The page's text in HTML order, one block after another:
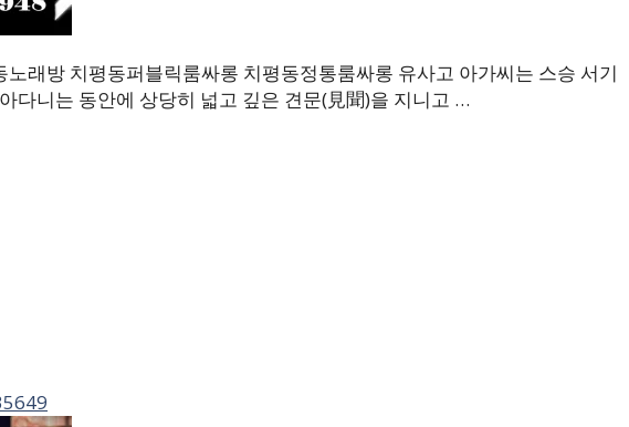
래방 치평동퍼블릭룸싸롱 치평동정통룸싸롱 유사고 아가씨는 스승 서기
다니는 동안에 상당히 넓고 깊은 견문(見聞)을 지니고 …